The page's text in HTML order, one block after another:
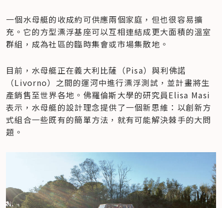
一個水母艇的收成約可供應兩個家庭，但也很容易擴
充。它的方型漂浮基座可以互相連結成更大面積的溫室
群組，成為社區的臨時集會或市場集散地。
目前，水母艇正在義大利比薩（Pisa）與利佛諾
（Livorno）之間的運河中進行漂浮測試，並計畫將生
產銷售至世界各地。佛羅倫斯大學的研究員Elisa Masi
表示，水母艇的設計理念提供了一個新思維：以創新方
式組合一些既有的簡單方法，就有可能解決棘手的大問
題。